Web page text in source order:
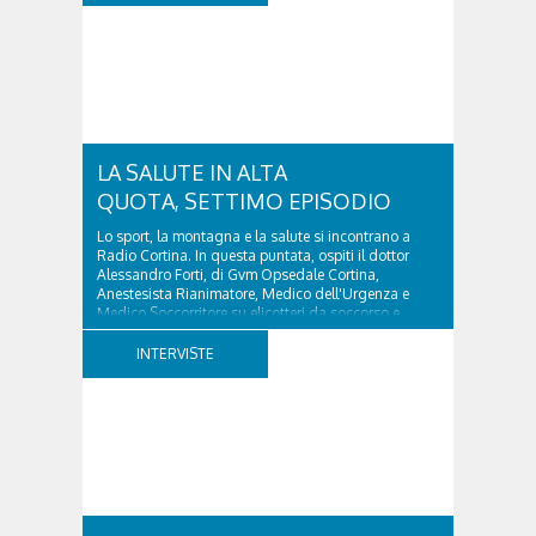
Dietro ogni associazione ci sono persone, idee e
LA SALUTE IN ALTA
QUOTA, SETTIMO EPISODIO
Lo sport, la montagna e la salute si incontrano a
Radio Cortina. In questa puntata, ospiti il dottor
Alessandro Forti, di Gvm Opsedale Cortina,
Anestesista Rianimatore, Medico dell'Urgenza e
Medico Soccorritore su elicotteri da soccorso e
l'ingegner Michele Titton, delegato della sezione...
INTERVISTE